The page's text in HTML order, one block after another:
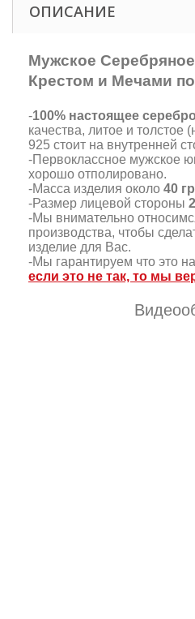
ОПИСАНИЕ
Мужское
Крестом и Мечами
-100% настоящее
качества, литое и
925 стоит на внутренней
-Первоклассное мужское
хорошо отполировано.
-Масса изделия около 40
-Размер лицевой стороны
-Мы внимательно
производства, чтобы
изделие для Вас.
-Мы гарантируем что это
если это не так, то мы